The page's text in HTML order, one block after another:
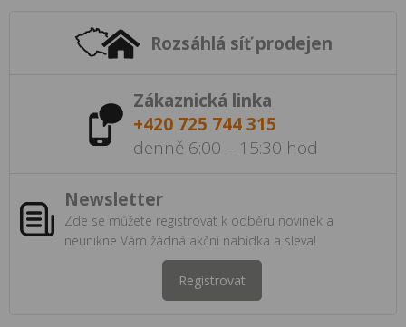
Rozsáhlá síť prodejen
Zákaznická linka
+420 725 744 315
denně 6:00 – 15:30 hod
Newsletter
Zde se můžete registrovat k odběru novinek a
neunikne Vám žádná akční nabídka a sleva!
Registrovat